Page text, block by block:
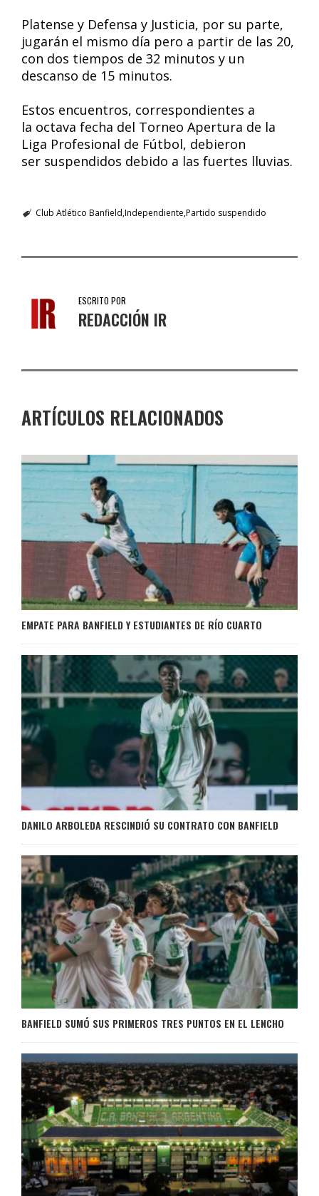
Platense y Defensa y Justicia, por su parte,
jugarán el mismo día pero a partir de las 20,
con dos tiempos de 32 minutos y un
descanso de 15 minutos.
Estos encuentros, correspondientes a
la octava fecha del Torneo Apertura de la
Liga Profesional de Fútbol, debieron
ser suspendidos debido a las fuertes lluvias.
Club Atlético Banfield Independiente Partido suspendido
ESCRITO POR
REDACCIÓN IR
ARTÍCULOS RELACIONADOS
EMPATE PARA BANFIELD Y ESTUDIANTES DE RÍO CUARTO
DANILO ARBOLEDA RESCINDIÓ SU CONTRATO CON BANFIELD
BANFIELD SUMÓ SUS PRIMEROS TRES PUNTOS EN EL LENCHO